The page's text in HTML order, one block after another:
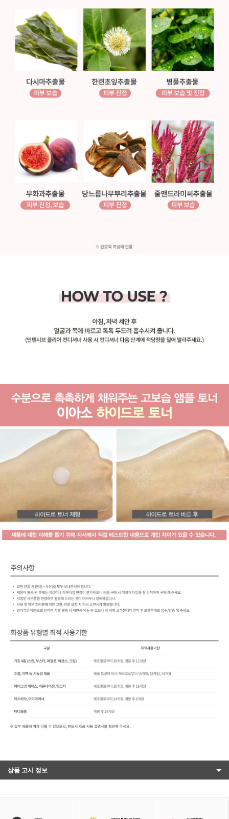
상품 고시 정보